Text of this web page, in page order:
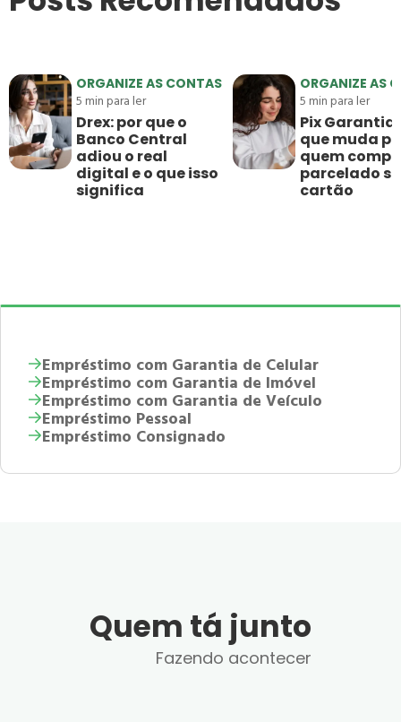
ORGANIZE AS CONTAS
5min para ler
Drex: por que o
Banco Central
adiou o real
digital e o que isso
significa
ORGANIZE AS
5min para ler
Pix
que muda
quem
parcelado
cartão
Empréstimo com Garantia de Celular
Empréstimo com Garantia de Imóvel
Empréstimo com Garantia de Veículo
Empréstimo Pessoal
Empréstimo Consignado
Quem tá junto
Fazendo acontecer